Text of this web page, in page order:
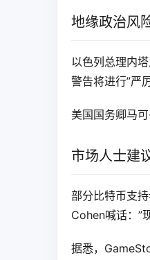
地缘政治风
以色列总理内
警告将进行”严
美国国务卿马可
市场人士建
部分比特币支
Cohen喊话：”
据悉，